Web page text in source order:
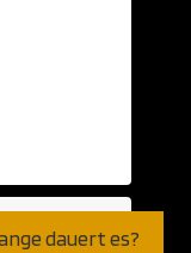
dauert es?